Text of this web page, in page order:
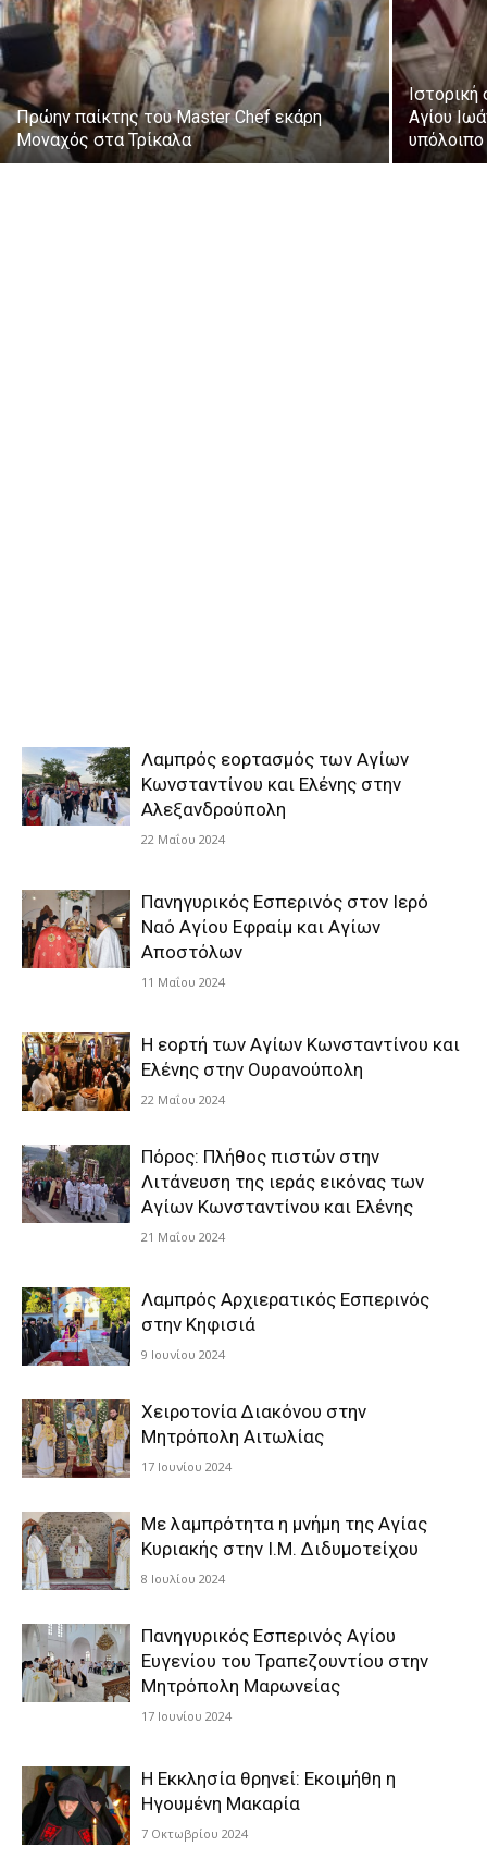
Πρώην παίκτης του Master Chef εκάρη
Μοναχός στα Τρίκαλα
Ιστορική
Αγίου
Λαμπρός εορτασμός των Αγίων
Κωνσταντίνου και Ελένης στην
Αλεξανδρούπολη
22 Μαΐου 2024
Πανηγυρικός Εσπερινός στον Ιερό
Ναό Αγίου Εφραίμ και Αγίων
Αποστόλων
11 Μαΐου 2024
Η εορτή των Αγίων Κωνσταντίνου και
Ελένης στην Ουρανούπολη
22 Μαΐου 2024
Πόρος: Πλήθος πιστών στην
Λιτάνευση της ιεράς εικόνας των
Αγίων Κωνσταντίνου και Ελένης
21 Μαΐου 2024
Λαμπρός Αρχιερατικός Εσπερινός
στην Κηφισιά
9 Ιουνίου 2024
Χειροτονία Διακόνου στην
Μητρόπολη Αιτωλίας
17 Ιουνίου 2024
Με λαμπρότητα η μνήμη της Αγίας
Κυριακής στην Ι.Μ. Διδυμοτείχου
8 Ιουλίου 2024
Πανηγυρικός Εσπερινός Αγίου
Ευγενίου του Τραπεζουντίου στην
Μητρόπολη Μαρωνείας
17 Ιουνίου 2024
Η Εκκλησία θρηνεί: Εκοιμήθη η
Ηγουμένη Μακαρία
7 Οκτωβρίου 2024